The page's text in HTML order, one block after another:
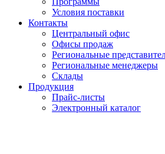
Условия поставки
Контакты
Центральный офис
Офисы продаж
Региональные
Региональные менеджеры
Склады
Продукция
Прайс-листы
Электронный каталог